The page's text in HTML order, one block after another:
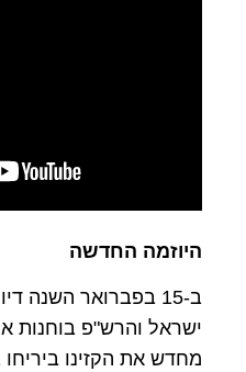
היוזמה החדשה
ישראל והרש"פ בוחנות
מחדש את הקזינו